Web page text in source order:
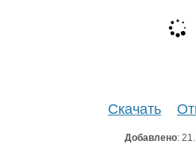
Скачать
Добавлено: